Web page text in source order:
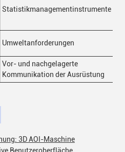
Statistikmanagementinstrumente
Umweltanforderungen
Vor- und nachgelagerte
Kommunikation der Ausrüstung
3D AOI-Maschine